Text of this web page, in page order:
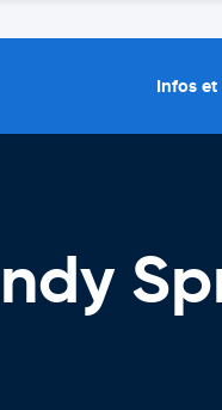
Infos